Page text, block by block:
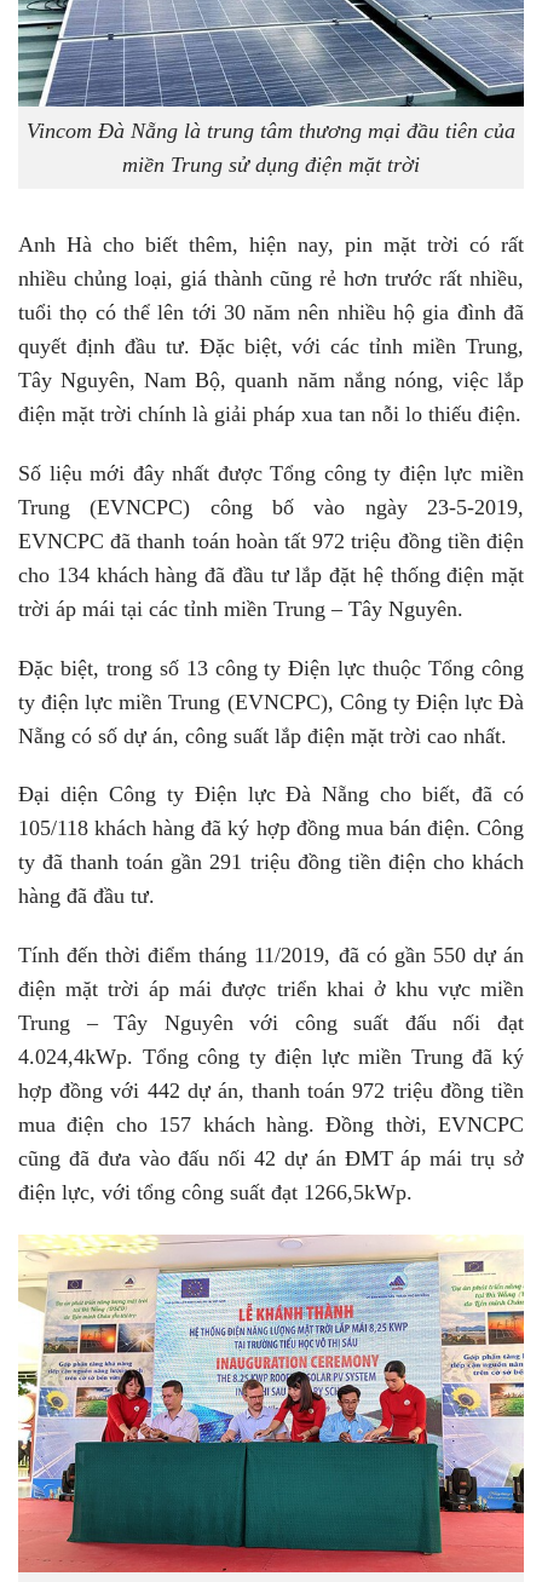
Vincom Đà Nẵng là trung tâm thương mại đầu tiên của
miền Trung sử dụng điện mặt trời
Anh Hà cho biết thêm, hiện nay, pin mặt trời có rất
nhiều chủng loại, giá thành cũng rẻ hơn trước rất nhiều,
tuổi thọ có thể lên tới 30 năm nên nhiều hộ gia đình đã
quyết định đầu tư. Đặc biệt, với các tỉnh miền Trung,
Tây Nguyên, Nam Bộ, quanh năm nắng nóng, việc lắp
điện mặt trời chính là giải pháp xua tan nỗi lo thiếu điện.
Số liệu mới đây nhất được Tổng công ty điện lực miền
Trung (EVNCPC) công bố vào ngày 23-5-2019,
EVNCPC đã thanh toán hoàn tất 972 triệu đồng tiền điện
cho 134 khách hàng đã đầu tư lắp đặt hệ thống điện mặt
trời áp mái tại các tỉnh miền Trung – Tây Nguyên.
Đặc biệt, trong số 13 công ty Điện lực thuộc Tổng công
ty điện lực miền Trung (EVNCPC), Công ty Điện lực Đà
Nẵng có số dự án, công suất lắp điện mặt trời cao nhất.
Đại diện Công ty Điện lực Đà Nẵng cho biết, đã có
105/118 khách hàng đã ký hợp đồng mua bán điện. Công
ty đã thanh toán gần 291 triệu đồng tiền điện cho khách
hàng đã đầu tư.
Tính đến thời điểm tháng 11/2019, đã có gần 550 dự án
điện mặt trời áp mái được triển khai ở khu vực miền
Trung – Tây Nguyên với công suất đấu nối đạt
4.024,4kWp. Tổng công ty điện lực miền Trung đã ký
hợp đồng với 442 dự án, thanh toán 972 triệu đồng tiền
mua điện cho 157 khách hàng. Đồng thời, EVNCPC
cũng đã đưa vào đấu nối 42 dự án ĐMT áp mái trụ sở
điện lực, với tổng công suất đạt 1266,5kWp.